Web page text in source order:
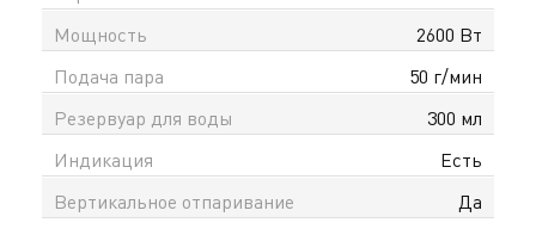
Мощность
2600 Вт
Подача пара
50 г/мин
Резервуар для воды
300 мл
Индикация
Есть
Вертикальное отпаривание
Да